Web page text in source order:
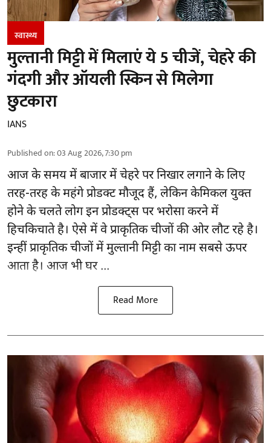
स्वास्थ्य
मुल्तानी मिट्टी में मिलाएं ये 5 चीजें, चेहरे की
गंदगी और ऑयली स्किन से मिलेगा
छुटकारा
IANS
Published on:03 Aug 2026, 7:30 pm
आज के समय में बाजार मेंचेहरे पर निखारलगाने के लिए
तरह-तरह के महंगे प्रोडक्ट मौजूद हैं, लेकिन केमिकल युक्त
होने के चलते लोग इन प्रोडक्ट्स पर भरोसा करने में
हिचकिचाते है। ऐसे में वे प्राकृतिक चीजों की ओर लौट रहे है।
इन्हीं प्राकृतिक चीजों में मुल्तानी मिट्टी का नाम सबसे ऊपर
आता है। आज भी घर ...
Read More